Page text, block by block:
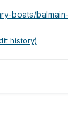
boats/
history)